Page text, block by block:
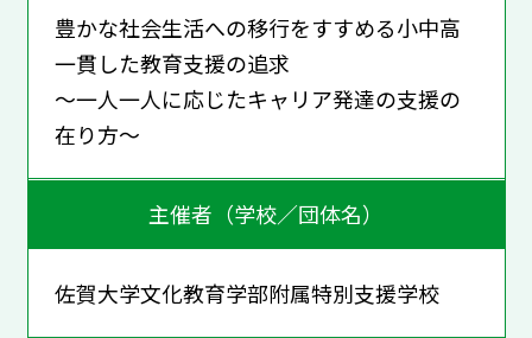
豊かな社会生活への移行をすすめる小中高
一貫した教育支援の追求
～一人一人に応じたキャリア発達の支援の
在り方～
主催者（学校／団体名）
佐賀大学文化教育学部附属特別支援学校